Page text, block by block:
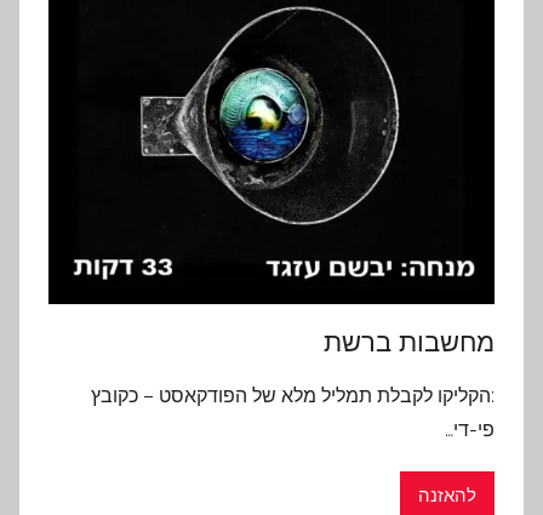
מחשבות ברשת
:הקליקו לקבלת תמליל מלא של הפודקאסט – כקובץ
פי-די…
להאזנה